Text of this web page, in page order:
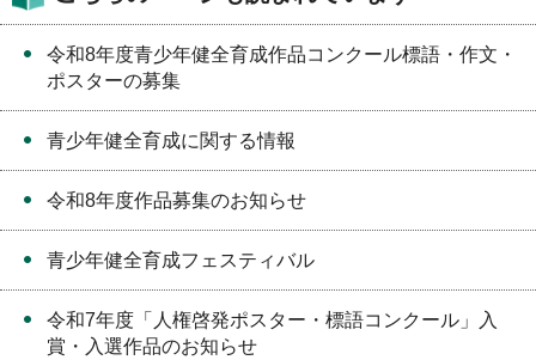
令和8年度青少年健全育成作品コンクール標語・作文・
ポスターの募集
青少年健全育成に関する情報
令和8年度作品募集のお知らせ
青少年健全育成フェスティバル
令和7年度「人権啓発ポスター・標語コンクール」入
賞・入選作品のお知らせ